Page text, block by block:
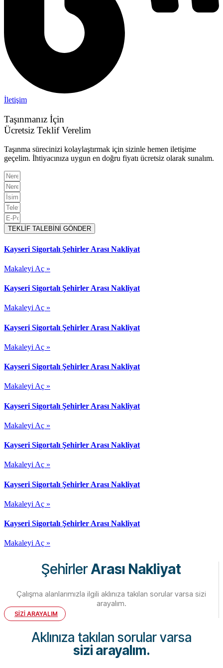
İletişim
Taşınmanız İçin
Ücretsiz Teklif Verelim
Taşınma sürecinizi kolaylaştırmak için sizinle hemen iletişime
geçelim. İhtiyacınıza uygun en doğru fiyatı ücretsiz olarak sunalım.
TEKLİF TALEBİNİ GÖNDER
Kayseri Sigortalı Şehirler Arası Nakliyat
Makaleyi Aç »
Kayseri Sigortalı Şehirler Arası Nakliyat
Makaleyi Aç »
Kayseri Sigortalı Şehirler Arası Nakliyat
Makaleyi Aç »
Kayseri Sigortalı Şehirler Arası Nakliyat
Makaleyi Aç »
Kayseri Sigortalı Şehirler Arası Nakliyat
Makaleyi Aç »
Kayseri Sigortalı Şehirler Arası Nakliyat
Makaleyi Aç »
Kayseri Sigortalı Şehirler Arası Nakliyat
Makaleyi Aç »
Kayseri Sigortalı Şehirler Arası Nakliyat
Makaleyi Aç »
ŞehirlerArası Nakliyat
Çalışma alanlarımızla ilgili aklınıza takılan sorular varsa sizi
arayalım.
SİZİ ARAYALIM
Aklınıza takılan sorular varsa
sizi arayalım.